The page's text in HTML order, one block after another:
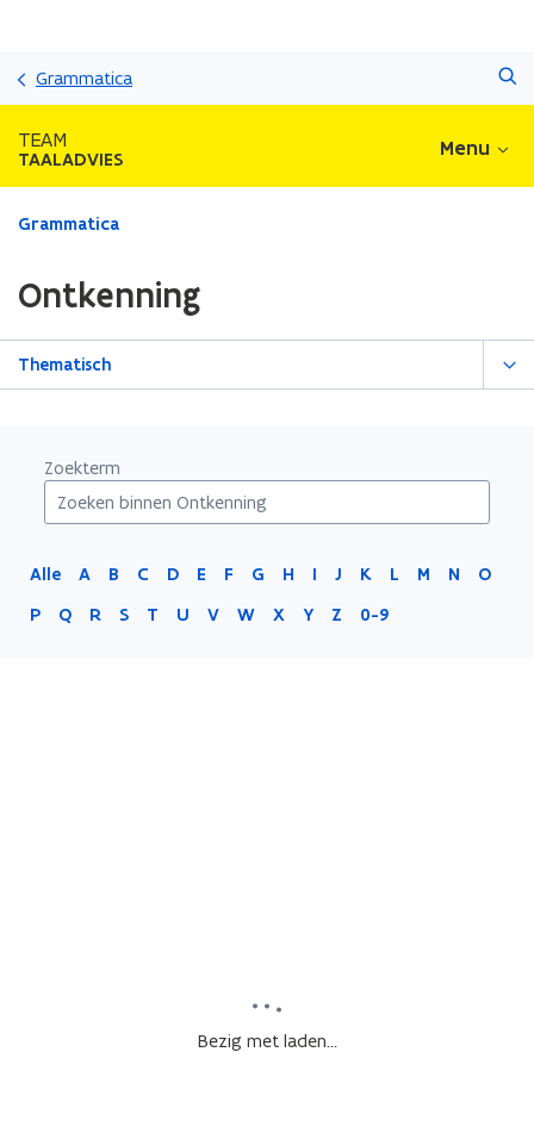
Grammatica
TEAM
TAALADVIES Menu
Gedaan
zich
op:
Ontkenning
Grammatica
Ontkenning
Thematisch
Zoekterm
Alle A B C D E F G H I J K L M N
O
P
Q R S T U V W X Y Z 0-9
Bezig met laden...